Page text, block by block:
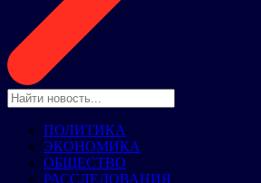
ПОЛИТИКА
ЭКОНОМИКА
ОБЩЕСТВО
РАССЛЕДОВАНИЯ